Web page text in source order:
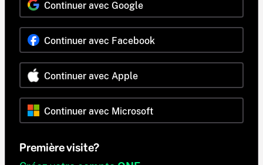
Continuer avec Google
Continuer avec Facebook
Continuer avec Apple
Continuer avec Microsoft
Première visite?